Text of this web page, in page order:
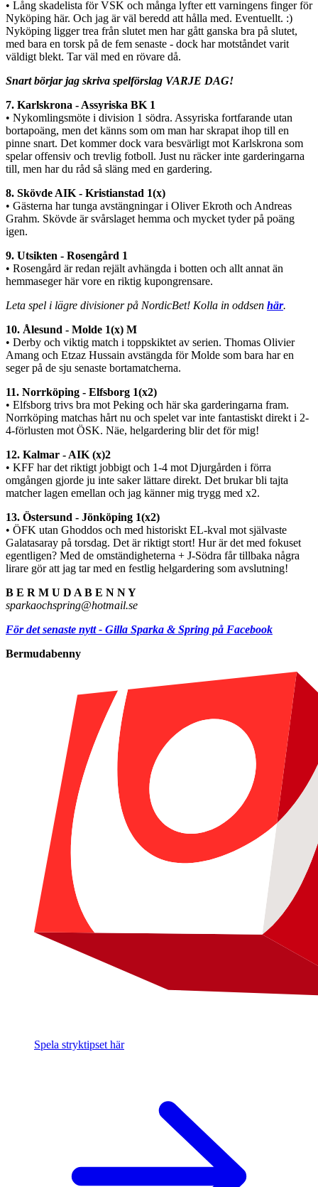
• Lång skadelista för VSK och många lyfter ett varningens finger för
Nyköping här. Och jag är väl beredd att hålla med. Eventuellt. :)
Nyköping ligger trea från slutet men har gått ganska bra på slutet,
med bara en torsk på de fem senaste - dock har motståndet varit
väldigt blekt. Tar väl med en rövare då.
Snart börjar jag skriva spelförslag VARJE DAG!
7. Karlskrona - Assyriska BK 1
• Nykomlingsmöte i division 1 södra. Assyriska fortfarande utan
bortapoäng, men det känns som om man har skrapat ihop till en
pinne snart. Det kommer dock vara besvärligt mot Karlskrona som
spelar offensiv och trevlig fotboll. Just nu räcker inte garderingarna
till, men har du råd så släng med en gardering.
8. Skövde AIK - Kristianstad 1(x)
• Gästerna har tunga avstängningar i Oliver Ekroth och Andreas
Grahm. Skövde är svårslaget hemma och mycket tyder på poäng
igen.
9. Utsikten - Rosengård 1
• Rosengård är redan rejält avhängda i botten och allt annat än
hemmaseger här vore en riktig kupongrensare.
Leta spel i lägre divisioner på NordicBet! Kolla in oddsen här.
10. Ålesund - Molde 1(x) M
• Derby och viktig match i toppskiktet av serien. Thomas Olivier
Amang och Etzaz Hussain avstängda för Molde som bara har en
seger på de sju senaste bortamatcherna.
11. Norrköping - Elfsborg 1(x2)
• Elfsborg trivs bra mot Peking och här ska garderingarna fram.
Norrköping matchas hårt nu och spelet var inte fantastiskt direkt i 2-
4-förlusten mot ÖSK. Näe, helgardering blir det för mig!
12. Kalmar - AIK (x)2
• KFF har det riktigt jobbigt och 1-4 mot Djurgården i förra
omgången gjorde ju inte saker lättare direkt. Det brukar bli tajta
matcher lagen emellan och jag känner mig trygg med x2.
13. Östersund - Jönköping 1(x2)
• ÖFK utan Ghoddos och med historiskt EL-kval mot självaste
Galatasaray på torsdag. Det är riktigt stort! Hur är det med fokuset
egentligen? Med de omständigheterna + J-Södra får tillbaka några
lirare gör att jag tar med en festlig helgardering som avslutning!
B E R M U D A B E N N Y
sparkaochspring@hotmail.se
För det senaste nytt - Gilla Sparka & Spring på Facebook
Bermudabenny
Spela stryktipset här